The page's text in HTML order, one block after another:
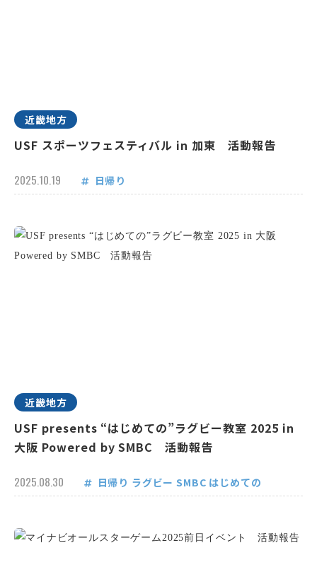
近畿地方
USF スポーツフェスティバル in 加東 活動報告
2025.10.19 日帰り
近畿地方
USF presents “はじめての”ラグビー教室 2025 in
大阪 Powered by SMBC 活動報告
2025.08.30 日帰り ラグビー SMBC はじめての